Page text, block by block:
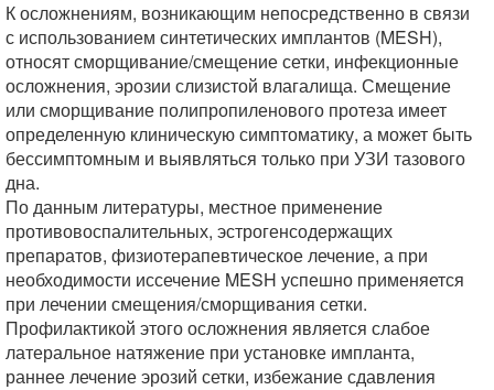
К осложнениям, возникающим непосредственно в связи
с использованием синтетических имплантов (MESH),
относят сморщивание/смещение сетки, инфекционные
осложнения, эрозии слизистой влагалища. Смещение
или сморщивание полипропиленового протеза имеет
определенную клиническую симптоматику, а может быть
бессимптомным и выявляться только при УЗИ тазового
дна.
По данным литературы, местное применение
противовоспалительных, эстрогенсодержащих
препаратов, физиотерапевтическое лечение, а при
необходимости иссечение MESH успешно применяется
при лечении смещения/сморщивания сетки.
Профилактикой этого осложнения является слабое
латеральное натяжение при установке импланта,
раннее лечение эрозий сетки, избежание сдавления